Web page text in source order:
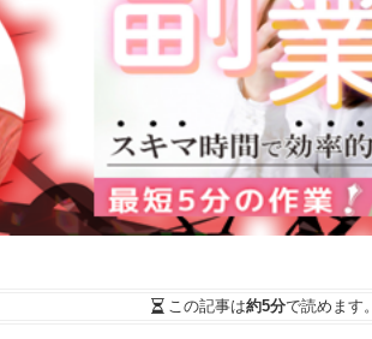
この記事は約5分で読めます。